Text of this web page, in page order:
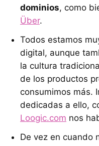
dominios, como
Über.
Todos estamos
digital, aunque
la cultura
de los productos
consumimos más.
dedicadas a ello,
Loogic.com nos
De vez en cuando